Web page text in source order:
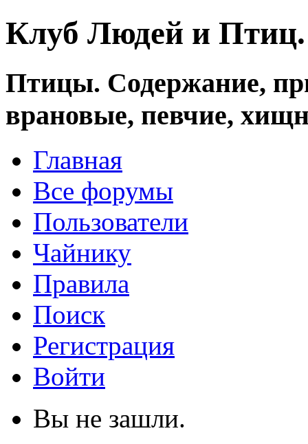
Клуб Людей и
Птицы. Содержание,
врановые, певчие,
Главная
Все форумы
Пользователи
Чайнику
Правила
Поиск
Регистрация
Войти
Вы не зашли.